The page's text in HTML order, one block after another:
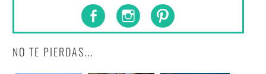
NO TE PIERDAS...